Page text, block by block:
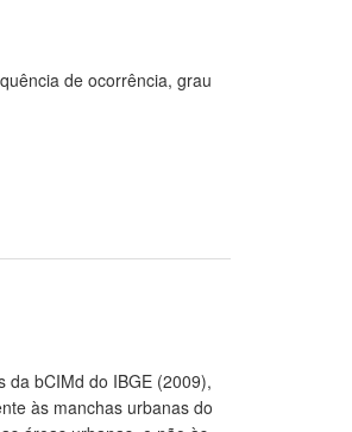
de ocorrência, grau
da bCIMd do IBGE (2009),
às manchas urbanas do